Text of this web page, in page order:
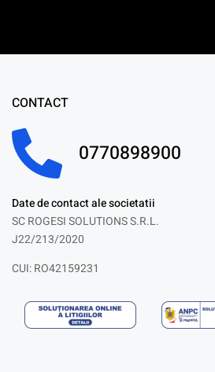
CONTACT
0770898900
Date de contact ale societatii
SC ROGESI SOLUTIONS S.R.L.
J22/213/2020
CUI: RO42159231